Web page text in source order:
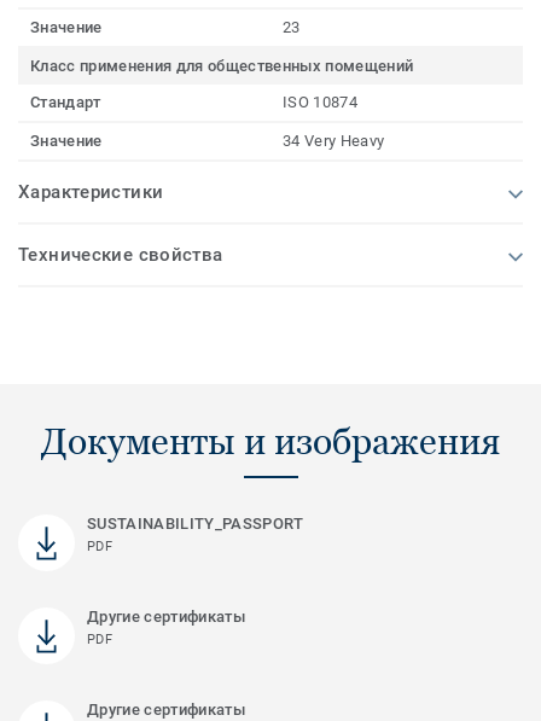
Значение 23
Класс применения для общественных помещений
Стандарт
ISO 10874
Значение 34 Very Heavy
Характеристики
Технические свойства
Документы и изображения
SUSTAINABILITY_PASSPORT
PDF
Другие сертификаты
PDF
Другие сертификаты